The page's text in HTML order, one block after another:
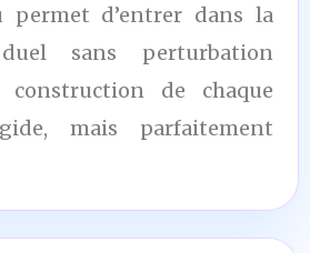
permet d’entrer dans la
sans perturbation
construction de chaque
mais parfaitement